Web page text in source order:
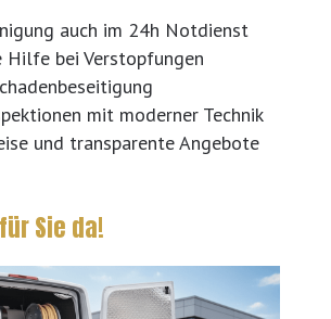
auch im 24h Notdienst
Hilfe bei Verstopfungen
mit moderner Technik
und transparente Angebote
Sie da!